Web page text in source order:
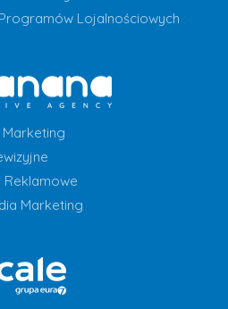
Lojalnościowych
Reklamowe
Marketing